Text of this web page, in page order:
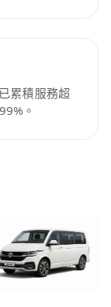
累積服務超
。